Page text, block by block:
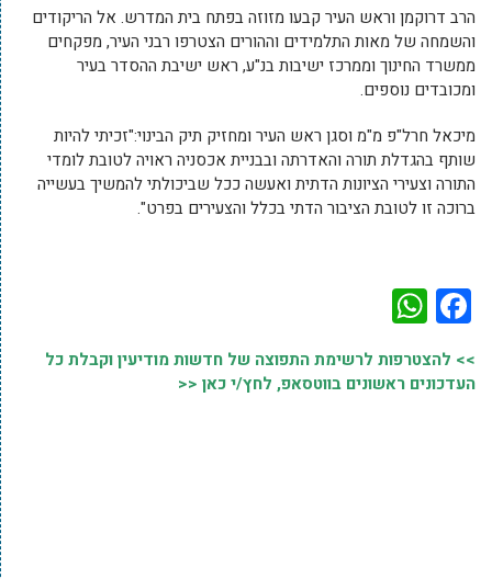
הרב דרוקמן וראש העיר קבעו מזוזה בפתח בית המדרש. אל הריקודים
והשמחה של מאות התלמידים וההורים הצטרפו רבני העיר, מפקחים
ממשרד החינוך וממרכז ישיבות בנ"ע, ראש ישיבת ההסדר בעיר
ומכובדים נוספים.
מיכאל חרל"פ מ"מ וסגן ראש העיר ומחזיק תיק הבינוי:"זכיתי להיות
שותף בהגדלת תורה והאדרתה ובבניית אכסניה ראויה לטובת לומדי
התורה וצעירי הציונות הדתית ואעשה ככל שביכולתי להמשיך בעשייה
ברוכה זו לטובת הציבור הדתי בכלל והצעירים בפרט".
Facebook
>> להצטרפות לרשימת התפוצה של חדשות מודיעין וקבלת כל
העדכונים ראשונים בווטסאפ, לחץ/י כאן <<